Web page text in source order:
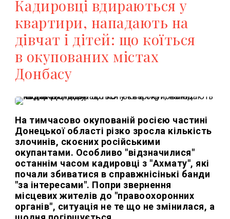
Кадировці вдираються у
квартири, нападають на
дівчат і дітей: що коїться
в окупованих містах
Донбасу
На тимчасово окупованій росією частині
Донецької області різко зросла кількість
злочинів, скоєних російськими
окупантами. Особливо "відзначилися"
останнім часом кадировці з "Ахмату", які
почали збиватися в справжнісінькі банди
"за інтересами". Попри звернення
місцевих жителів до "правоохоронних
органів", ситуація не те що не змінилася, а